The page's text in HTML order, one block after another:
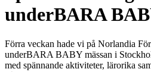
underBARA
Förra veckan hade vi på Norlandia
underBARA BABY mässan i
med spännande aktiviteter, lärorika